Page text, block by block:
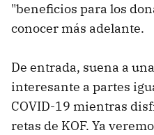
"beneficios para los
conocer más adelante.
De entrada, suena a
interesante a partes
COVID-19 mientras
retas de KOF. Ya